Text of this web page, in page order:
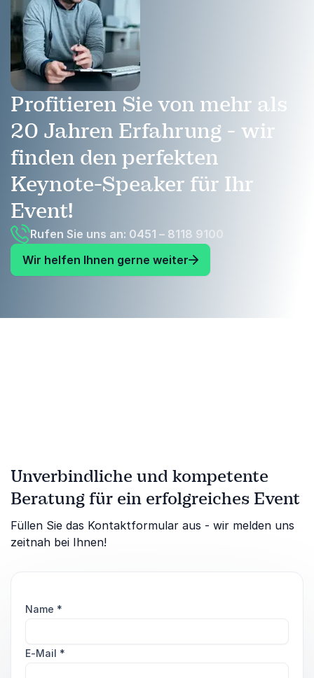
Profitieren Sie von mehr als
20 Jahren Erfahrung - wir
finden den perfekten
Keynote-Speaker für Ihr
Event!
Rufen Sie uns an: 0451 – 8118 9100
Wir helfen Ihnen gerne weiter
Unverbindliche und kompetente
Beratung für ein erfolgreiches Event
Füllen Sie das Kontaktformular aus - wir melden uns
zeitnah bei Ihnen!
Name *
E-Mail *